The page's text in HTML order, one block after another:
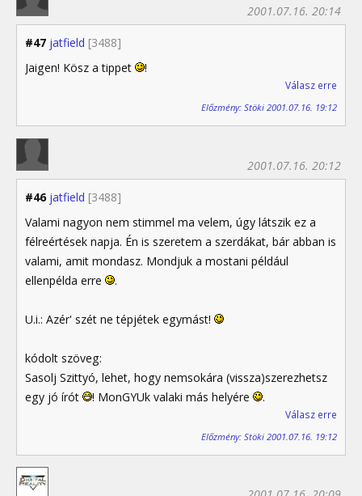
#47 jatfield [3488]
2001.07.16. 20:14
Jaigen! Kösz a tippet !
Válasz erre
Előzmény: Stöki 2001.07.16. 19:12
#46 jatfield [3488]
2001.07.16. 20:12
Valami nagyon nem stimmel ma velem, úgy látszik ez a
félreértések napja. Én is szeretem a szerdákat, bár abban is
valami, amit mondasz. Mondjuk a mostani például
ellenpélda erre
.
U.i.: Azér' szét ne tépjétek egymást!
kódolt szöveg:
Sasolj Szittyó, lehet, hogy nemsokára (vissza)szerezhetsz
egy jó írót
! MonGYUk valaki más helyére .
Válasz erre
Előzmény: Stöki 2001.07.16. 19:12